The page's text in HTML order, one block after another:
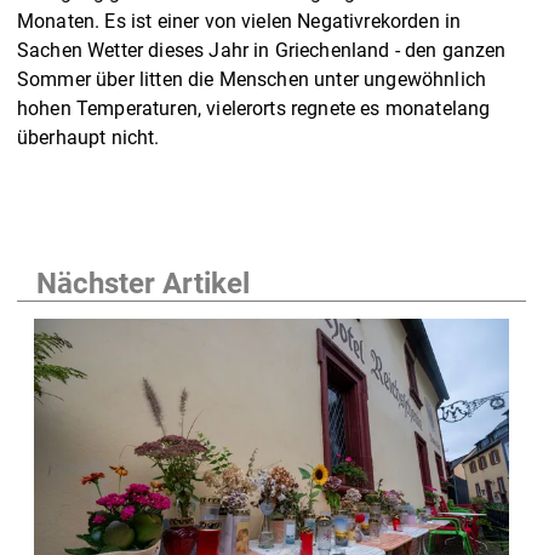
Monaten. Es ist einer von vielen Negativrekorden in
Sachen Wetter dieses Jahr in Griechenland - den ganzen
Sommer über litten die Menschen unter ungewöhnlich
hohen Temperaturen, vielerorts regnete es monatelang
überhaupt nicht.
Nächster Artikel